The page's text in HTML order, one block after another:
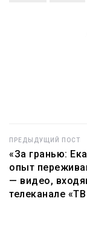
ПРЕДЫДУЩИЙ ПОСТ
«За гранью:
опыт
— видео,
телеканале